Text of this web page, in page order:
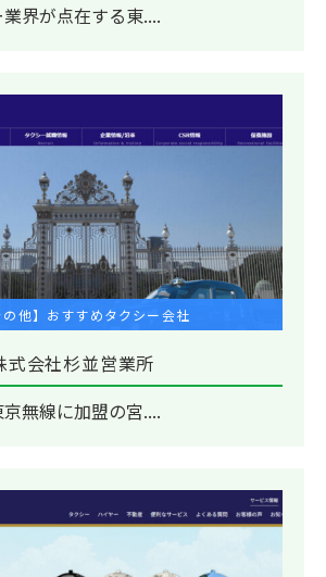
界が点在する東....
の他】おすすめタクシー会社
式会社杉並営業所
無線に加盟の宮....